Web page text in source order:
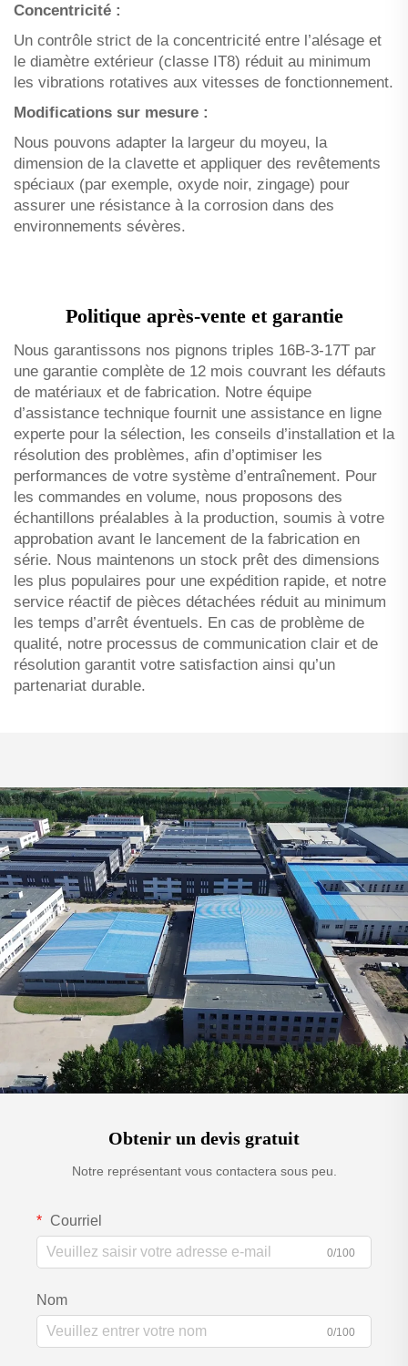
Concentricité :
Un contrôle strict de la concentricité entre l’alésage et
le diamètre extérieur (classe IT8) réduit au minimum
les vibrations rotatives aux vitesses de fonctionnement.
Modifications sur mesure :
Nous pouvons adapter la largeur du moyeu, la
dimension de la clavette et appliquer des revêtements
spéciaux (par exemple, oxyde noir, zingage) pour
assurer une résistance à la corrosion dans des
environnements sévères.
Politique après-vente et garantie
Nous garantissons nos pignons triples 16B-3-17T par
une garantie complète de 12 mois couvrant les défauts
de matériaux et de fabrication. Notre équipe
d’assistance technique fournit une assistance en ligne
experte pour la sélection, les conseils d’installation et la
résolution des problèmes, afin d’optimiser les
performances de votre système d’entraînement. Pour
les commandes en volume, nous proposons des
échantillons préalables à la production, soumis à votre
approbation avant le lancement de la fabrication en
série. Nous maintenons un stock prêt des dimensions
les plus populaires pour une expédition rapide, et notre
service réactif de pièces détachées réduit au minimum
les temps d’arrêt éventuels. En cas de problème de
qualité, notre processus de communication clair et de
résolution garantit votre satisfaction ainsi qu’un
partenariat durable.
Obtenir un devis gratuit
Notre représentant vous contactera sous peu.
Courriel
0/100
Nom
0/100